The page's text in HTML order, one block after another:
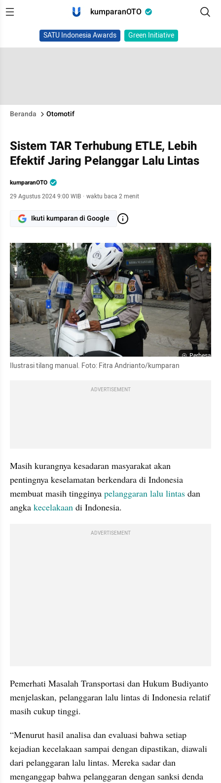
kumparanOTO
SATU Indonesia Awards Green Initiative
Beranda Otomotif
Sistem TAR Terhubung ETLE, Lebih
Efektif Jaring Pelanggar Lalu Lintas
kumparanOTO
29 Agustus 2024 9:00 WIB · waktu baca 2 menit
Ikuti kumparan di Google
Perbesar
Ilustrasi tilang manual. Foto: Fitra Andrianto/kumparan
ADVERTISEMENT
Masih kurangnya kesadaran masyarakat akan
pentingnya keselamatan berkendara di Indonesia
membuat masih tingginya pelanggaran lalu lintas dan
angka kecelakaan di Indonesia.
ADVERTISEMENT
Pemerhati Masalah Transportasi dan Hukum Budiyanto
menjelaskan, pelanggaran lalu lintas di Indonesia relatif
masih cukup tinggi.
“Menurut hasil analisa dan evaluasi bahwa setiap
kejadian kecelakaan sampai dengan dipastikan, diawali
dari pelanggaran lalu lintas. Mereka sadar dan
menganggap bahwa pelanggaran dengan sanksi denda